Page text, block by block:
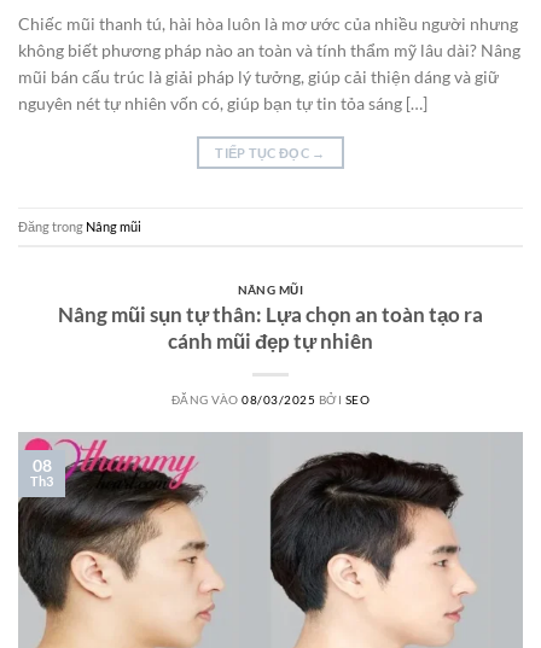
Chiếc mũi thanh tú, hài hòa luôn là mơ ước của nhiều người nhưng
không biết phương pháp nào an toàn và tính thẩm mỹ lâu dài? Nâng
mũi bán cấu trúc là giải pháp lý tưởng, giúp cải thiện dáng và giữ
nguyên nét tự nhiên vốn có, giúp bạn tự tin tỏa sáng […]
TIẾP TỤC ĐỌC →
Đăng trong Nâng mũi
NÂNG MŨI
Nâng mũi sụn tự thân: Lựa chọn an toàn tạo ra
cánh mũi đẹp tự nhiên
ĐĂNG VÀO08/03/2025 BỞI SEO
08
Th3